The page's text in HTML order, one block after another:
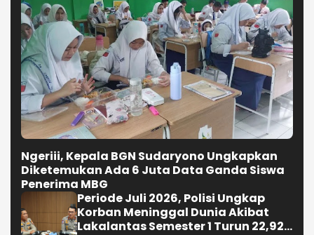
Ngeriii, Kepala BGN Sudaryono Ungkapkan
Diketemukan Ada 6 Juta Data Ganda Siswa
Penerima MBG
Periode Juli 2026, Polisi Ungkap
Korban Meninggal Dunia Akibat
Lakalantas Semester 1 Turun 22,92